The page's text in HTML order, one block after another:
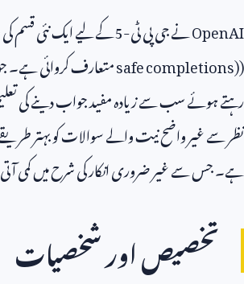
OpenAIنے جی پی ٹی-5کے لیے ایک نئی قسم
(
safe completions)متعارف کروائی ہے۔
رہتے ہوئے سب سے زیادہ مفید جواب دینے کی
نظر سے غیر واضح نیت والے سوالات کو بہتر
ہے۔ جس سے غیر ضروری انکار کی شرح میں کمی
تخصیص اور شخصیات